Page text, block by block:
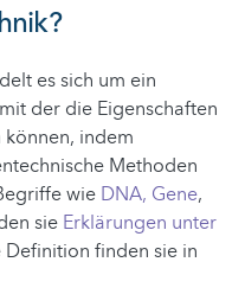
es sich um ein
der die Eigenschaften
indem
Methoden
wie DNA, Gene,
sie Erklärungen unter
finden sie in